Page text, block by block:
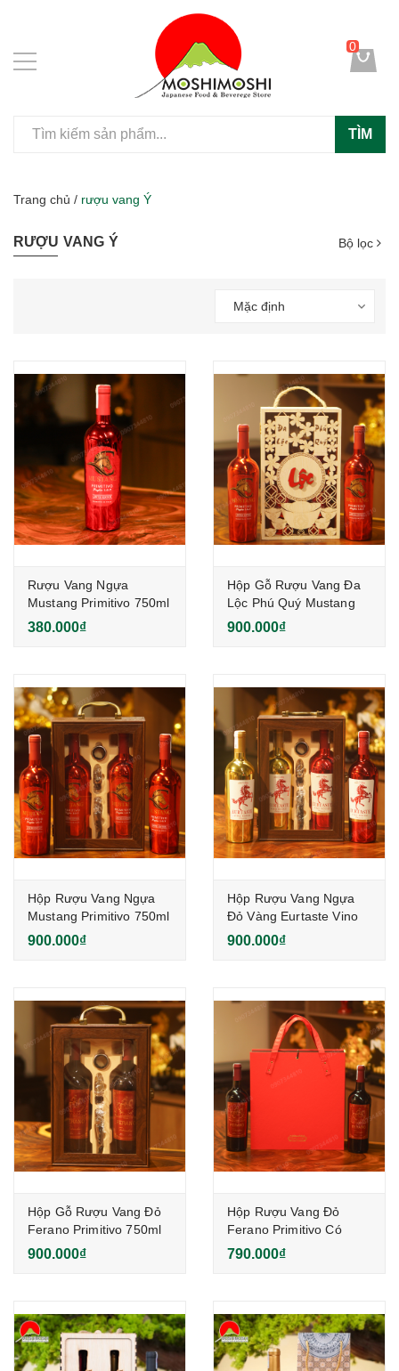
TÌM
0
Trang chủ / rượu vang Ý
RƯỢU VANG Ý Bộ lọc
Mặc định
Rượu Vang Ngựa
Mustang Primitivo 750ml
Ý
380.000₫
Hộp Gỗ Rượu Vang Đa
Lộc Phú Quý Mustang
Primitivo 750ml
900.000₫
Hộp Rượu Vang Ngựa
Mustang Primitivo 750ml
Ý
900.000₫
Hộp Rượu Vang Ngựa
Đỏ Vàng Eurtaste Vino
Rosso 750ml
900.000₫
Hộp Gỗ Rượu Vang Đỏ
Ferano Primitivo 750ml
Ý
900.000₫
Hộp Rượu Vang Đỏ
Ferano Primitivo Có
Quai Xách 750ml
790.000₫